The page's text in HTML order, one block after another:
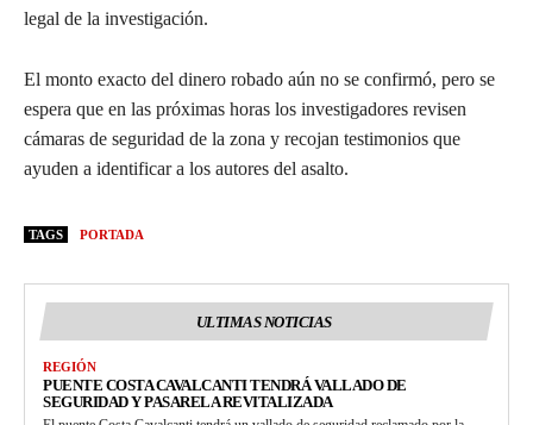
legal de la investigación.
El monto exacto del dinero robado aún no se confirmó, pero se
espera que en las próximas horas los investigadores revisen
cámaras de seguridad de la zona y recojan testimonios que
ayuden a identificar a los autores del asalto.
TAGS PORTADA
ULTIMAS NOTICIAS
REGIÓN
PUENTE COSTA CAVALCANTI TENDRÁ VALLADO DE
SEGURIDAD Y PASARELA REVITALIZADA